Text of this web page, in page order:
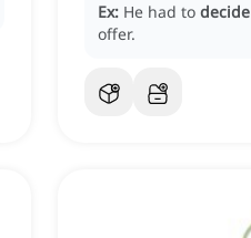
Ex: He had to decide
offer.